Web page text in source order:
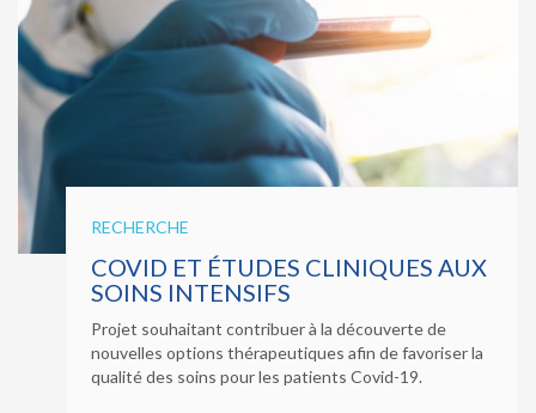
RECHERCHE
COVID ET ÉTUDES CLINIQUES AUX
SOINS INTENSIFS
Projet souhaitant contribuer à la découverte de
nouvelles options thérapeutiques afin de favoriser la
qualité des soins pour les patients Covid-19.